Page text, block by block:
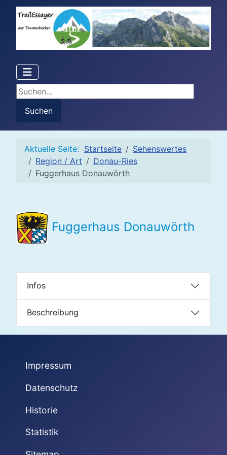
Suchen...
Suchen
Aktuelle Seite: Startseite
Sehenswertes
Region / Art
Donau-Ries
Fuggerhaus Donauwörth
Fuggerhaus Donauwörth
Infos
Beschreibung
Impressum
Datenschutz
Historie
Statistik